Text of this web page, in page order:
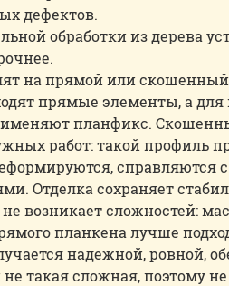
дефектов.
обработки из дерева
на прямой или
прямые элементы, а
планфикс.
работ: такой профиль
справляются
Отделка сохраняет
возникает сложностей:
планкена лучше
надежной, ровной,
такая сложная, поэтому